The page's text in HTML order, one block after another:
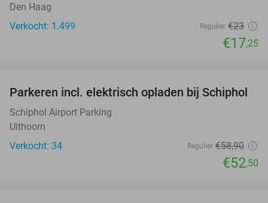
Den Haag
Verkocht: 1.499
Regulier €23
€17,25
11%
Parkeren incl. elektrisch opladen bij Schiphol
Schiphol Airport Parking
Uithoorn
Verkocht: 34
Regulier €58,90
€52,50